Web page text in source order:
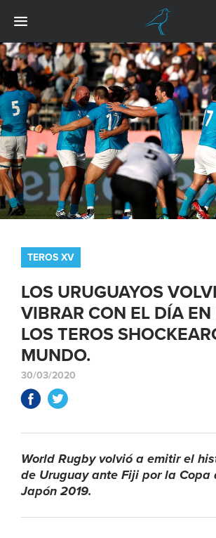
TEROS XV
LOS URUGUAYOS
VIBRAR CON EL DÍA EN
LOS TEROS
MUNDO.
30/03/2020
World Rugby volvió a emitir el
de Uruguay ante Fiji por la Copa
Japón 2019.